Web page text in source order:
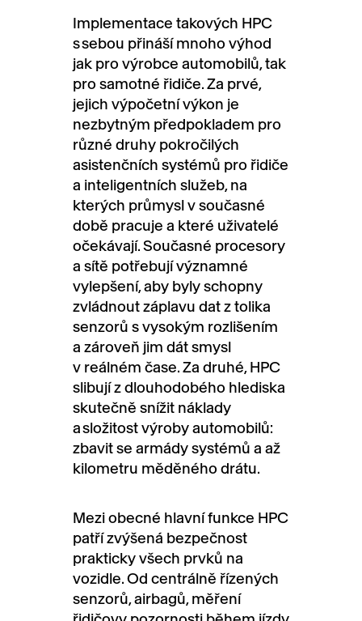
Implementace takových HPC
s sebou přináší mnoho výhod
jak pro výrobce automobilů, tak
pro samotné řidiče. Za prvé,
jejich výpočetní výkon je
nezbytným předpokladem pro
různé druhy pokročilých
asistenčních systémů pro řidiče
a inteligentních služeb, na
kterých průmysl v současné
době pracuje a které uživatelé
očekávají. Současné procesory
a sítě potřebují významné
vylepšení, aby byly schopny
zvládnout záplavu dat z tolika
senzorů s vysokým rozlišením
a zároveň jim dát smysl
v reálném čase. Za druhé, HPC
slibují z dlouhodobého hlediska
skutečně snížit náklady
a složitost výroby automobilů:
zbavit se armády systémů a až
kilometru měděného drátu.
Mezi obecné hlavní funkce HPC
patří zvýšená bezpečnost
prakticky všech prvků na
vozidle. Od centrálně řízených
senzorů, airbagů, měření